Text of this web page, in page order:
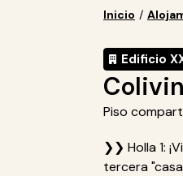
Inicio /
Edificio
Piso
❯❯ Holla 1:
tercera